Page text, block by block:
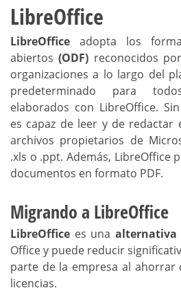
LibreOffice
LibreOffice adopta los
abiertos(ODF) reconocidos
organizaciones a lo largo del
predeterminado para
elaborados con LibreOffice.
es capaz de leer y de
archivos propietarios de
.xls o .ppt. Además, LibreOffice
documentos en formato PDF.
Migrando a LibreOffice
LibreOffice es una alternativa
Office y puede reducir
parte de la empresa al ahorrar
licencias.